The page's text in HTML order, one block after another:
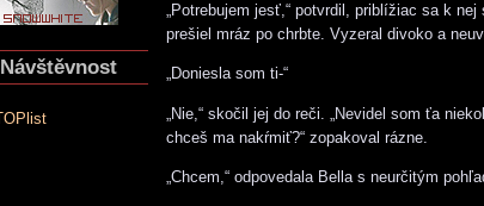
Návštěvnost
„Potrebujem jesť,“ potvrdil, priblížiac sa k
prešiel mráz po chrbte. Vyzeral divoko a
„Doniesla som ti-“
„Nie,“ skočil jej do reči. „Nevidel som ťa
chceš ma nakŕmiť?“ zopakoval rázne.
„Chcem,“ odpovedala Bella s neurčitým